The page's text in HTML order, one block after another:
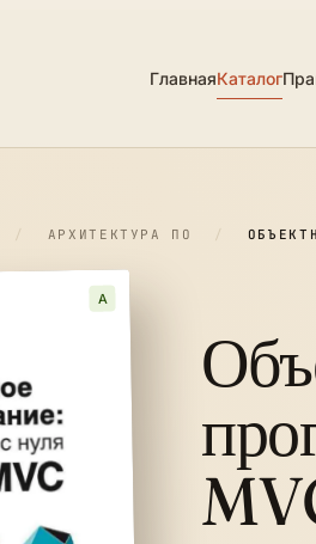
ГлавнаяКаталог
/ АРХИТЕКТУРА ПО /
A